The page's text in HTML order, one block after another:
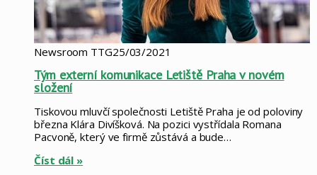
Newsroom TTG25/03/2021
Tým externí komunikace Letiště Praha v novém
složení
Tiskovou mluvčí společnosti Letiště Praha je od poloviny
března Klára Divíšková. Na pozici vystřídala Romana
Pacvoně, který ve firmě zůstává a bude…
Číst dál »